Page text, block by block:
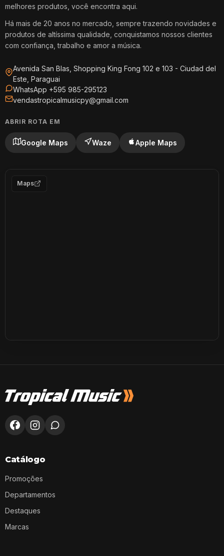
melhores produtos, você encontra aqui.
Há mais de 20 anos no mercado, sempre trazendo novidades e
produtos de altíssima qualidade, conquistamos nossos clientes
com confiança, trabalho e amor a música.
Avenida San Blas, Shopping King Fong 102 e 103 - Ciudad del
Este, Paraguai
WhatsApp +595 985-295123
vendastropicalmusicpy@gmail.com
ABRIR ROTA EM
Google Maps Waze Apple Maps
Maps
Catálogo
Promoções
Departamentos
Destaques
Marcas